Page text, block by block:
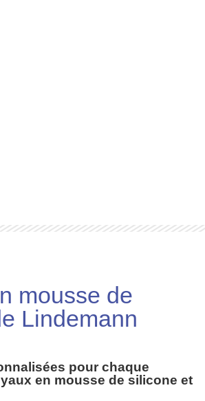
mousse de
Lindemann
pour chaque
en mousse de silicone et